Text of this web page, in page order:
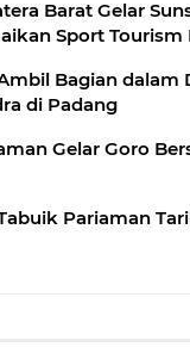
Barat Gelar
Sport Tourism
Bagian dalam
di Padang
Gelar Goro
Pariaman